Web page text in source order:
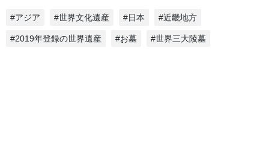
#アジア #世界文化遺産 #日本 #近畿地方
#2019年登録の世界遺産 #お墓 #世界三大陵墓